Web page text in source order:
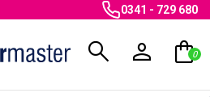
0341 - 729 680
search person shopping_bag
0